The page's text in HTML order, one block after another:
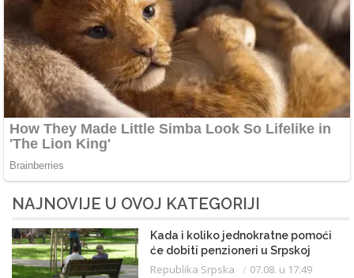
NAJNOVIJE U OVOJ KATEGORIJI
Kada i koliko jednokratne pomoći
će dobiti penzioneri u Srpskoj
Republika Srpska 07.08. u 17:49